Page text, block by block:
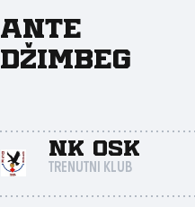
Ante
Džimbeg
NK OSK
TRENUTNI KLUB